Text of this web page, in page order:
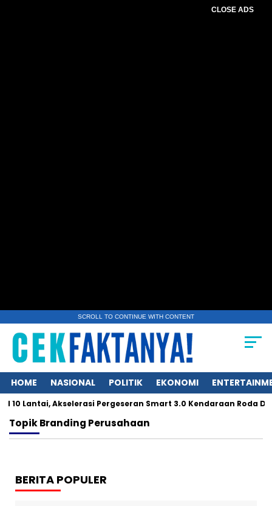
CLOSE ADS
SCROLL TO CONTINUE WITH CONTENT
HOME NASIONAL POLITIK EKONOMI
10 Lantai, Akselerasi Pergeseran Smart 3.0 Kendaraan Roda Dua
TopikBranding Perusahaan
BERITA POPULER